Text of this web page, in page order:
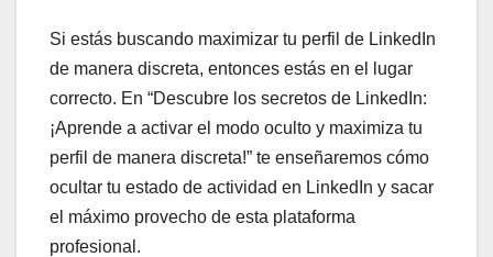
Si estás buscando maximizar tu perfil de LinkedIn
de manera discreta, entonces estás en el lugar
correcto. En “Descubre los secretos de LinkedIn:
¡Aprende a activar el modo oculto y maximiza tu
perfil de manera discreta!” te enseñaremos cómo
ocultar tu estado de actividad en LinkedIn y sacar
el máximo provecho de esta plataforma
profesional.